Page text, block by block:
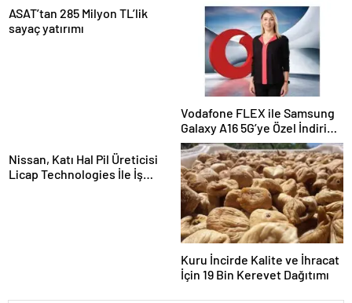
ASAT’tan 285 Milyon TL’lik
sayaç yatırımı
Vodafone FLEX ile Samsung
Galaxy A16 5G’ye Özel İndirim
ve İnternet Hediyesi
Nissan, Katı Hal Pil Üreticisi
Licap Technologies İle İş
Kuru İncirde Kalite ve İhracat
İçin 19 Bin Kerevet Dağıtımı